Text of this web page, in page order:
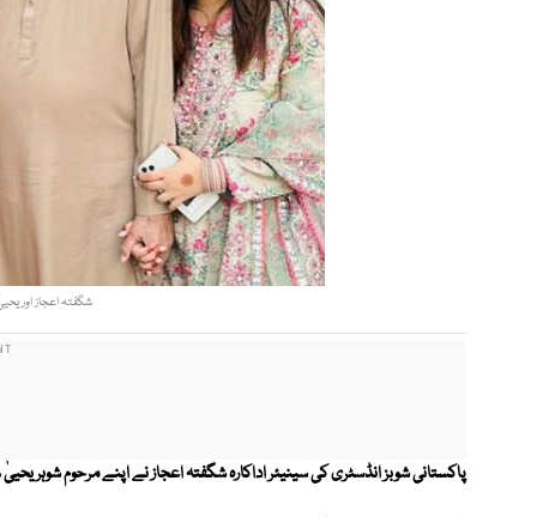
شگفتہ اعجاز اور
پاکستانی شوبز انڈسٹری کی سینیئر اداکارہ شگفتہ اعجاز نے اپنے مرحوم شوہر